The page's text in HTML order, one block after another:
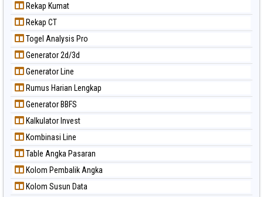
Rekap Kumat
Rekap CT
Togel Analysis Pro
Generator 2d/3d
Generator Line
Rumus Harian Lengkap
Generator BBFS
Kalkulator Invest
Kombinasi Line
Table Angka Pasaran
Kolom Pembalik Angka
Kolom Susun Data